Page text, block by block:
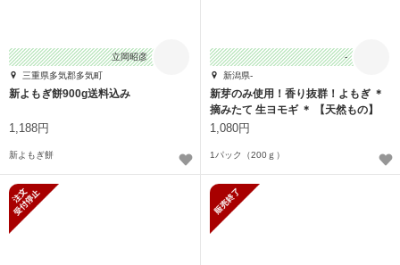
立岡昭彦
三重県多気郡多気町
新よもぎ餅900g送料込み
1,188円
新よもぎ餅
-
新潟県-
新芽のみ使用！香り抜群！よもぎ ＊
摘みたて 生ヨモギ ＊ 【天然もの】
1,080円
1パック（200ｇ）